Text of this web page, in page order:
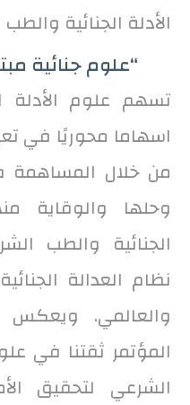
الأدلة الجنائية
“علوم جنائية
تسهم علوم الأدلة
اسهاما محوريًا في
من خلال المساهمة
وحلها والوقاية
الجنائية والطب
نظام العدالة
والعالمي. ويعكس
المؤتمر ثقتنا في
الشرعي لتحقيق